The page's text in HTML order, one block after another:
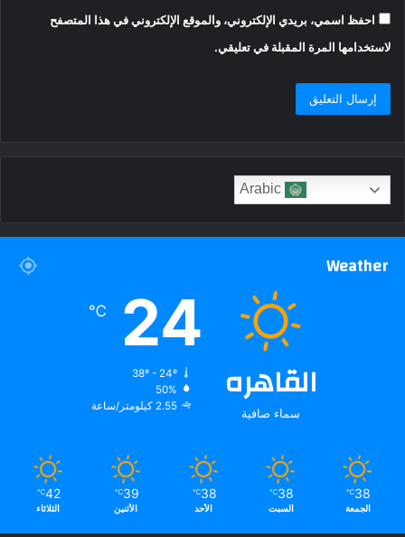
احفظ اسمي، بريدي الإلكتروني، والموقع الإلكتروني في هذا المتصفح
لاستخدامها المرة المقبلة في تعليقي.
Weather
القاهره
سماء صافية
24
℃
38º - 24º
50%
2.55 كيلومتر/ساعة
38
℃
الجمعة
38
℃
السبت
38
℃
الأحد
39
℃
الأثنين
42
℃
الثلاثاء